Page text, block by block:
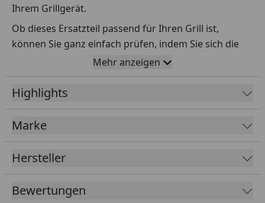
Ihrem Grillgerät.
Ob dieses Ersatzteil passend für Ihren Grill ist,
können Sie ganz einfach prüfen, indem Sie sich die
Explosionszeichnung Ihres Grills anschauen und dort
das betreffende Teil heraussuchen.
Über die Seriennummer Ihres Grillgeräts kommen Sie
ganz einfach zur passenden Explosionszeichnung.
Geben Sie dafür die Seriennummer
Sollte Ihnen nicht bekannt sein, wo Sie die
Seriennummer finden, klicken Sie bitteHIER.
Mehr anzeigen
Highlights
Marke
Hersteller
Bewertungen